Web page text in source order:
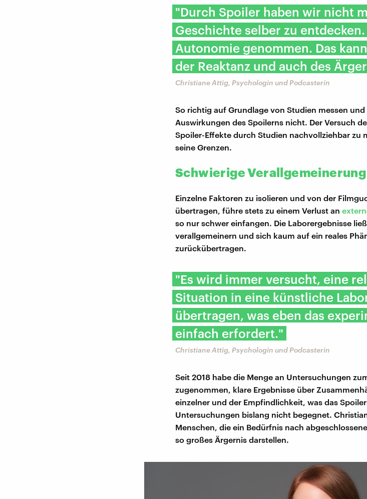
"Durch Spoiler haben wir nicht
Geschichte selber zu
Autonomie genommen. Das
der Reaktanz und auch des
Christiane Attig, Psychologin und Podcasterin
So richtig auf Grundlage von Studien messen
Auswirkungen des Spoilerns nicht. Der Versuch
Spoiler-Effekte durch Studien nachvollziehbar zu
seine Grenzen.
Schwierige Verallgemeinerung
Einzelne Faktoren zu isolieren und von der
übertragen, führe stets zu einem Verlust an
so nur schwer einfangen. Die Laborergebnisse
verallgemeinern und sich kaum auf ein reales
zurückübertragen.
"Es wird immer versucht, eine
Situation in eine künstliche
übertragen, was eben das
einfach erfordert."
Christiane Attig, Psychologin und Podcasterin
Seit 2018 habe die Menge an Untersuchungen
zugenommen, klare Ergebnisse über
einzelner und der Empfindlichkeit, was das
Untersuchungen bislang nicht begegnet.
Menschen, die ein Bedürfnis nach
so großes Ärgernis darstellen.